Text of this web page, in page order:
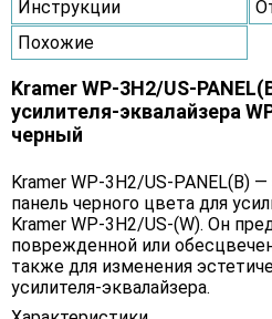
Инструкции
Похожие
Kramer WP-3H2/US-
усилителя-эквалайзера
черный
Kramer WP-3H2/US-PANEL(B)
панель черного цвета для
Kramer WP-3H2/US-(W). Он
поврежденной или
также для изменения
усилителя-эквалайзера.